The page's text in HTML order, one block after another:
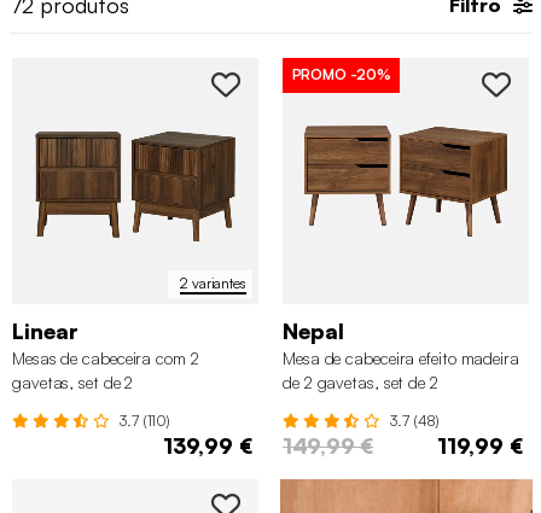
também a nossa gama de
e cómodas.
Filtro
2 variantes
Linear
Mesas de cabeceira com 2
gavetas, set de 2
3.7 (110)
139,99 €
PROMO -20%
Nepal
Mesa de cabeceira efeito madeira
de 2 gavetas, set de 2
3.7 (48)
149,99 € 119,99 €